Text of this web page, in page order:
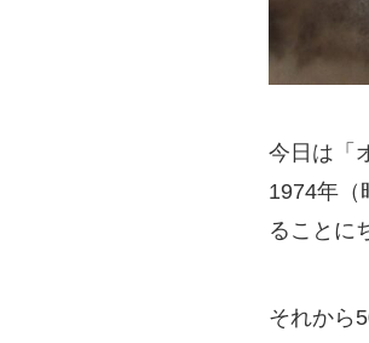
今日は「
1974年（
ることに
それから